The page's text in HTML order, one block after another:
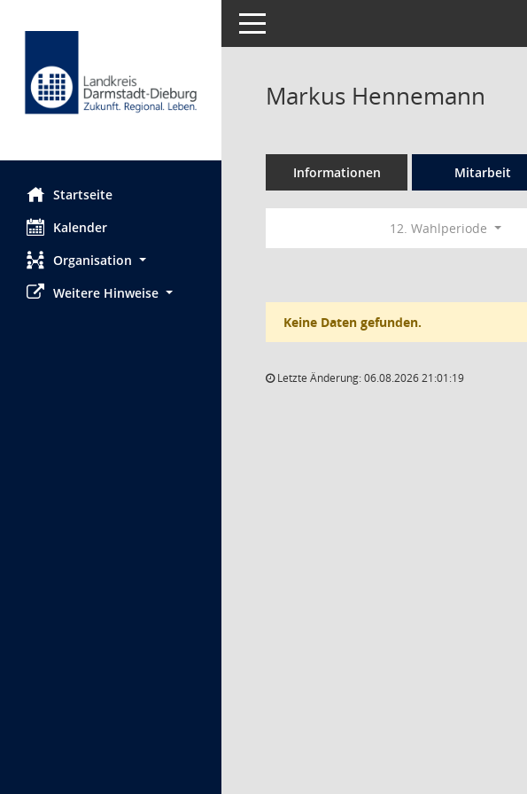
Startseite
Kalender
Organisation
Weitere Hinweise
Toggle navigation
Markus Hennemann
Informationen Mitarbeit
12. Wahlperiode
Keine Daten gefunden.
Letzte Änderung: 06.08.2026 21:01:19